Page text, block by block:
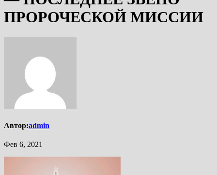
ПРОРОЧЕСКОЙ МИССИИ
Автор:admin
Фев 6, 2021